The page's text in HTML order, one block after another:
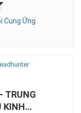
Cung Ứng
TRUNG
KINH